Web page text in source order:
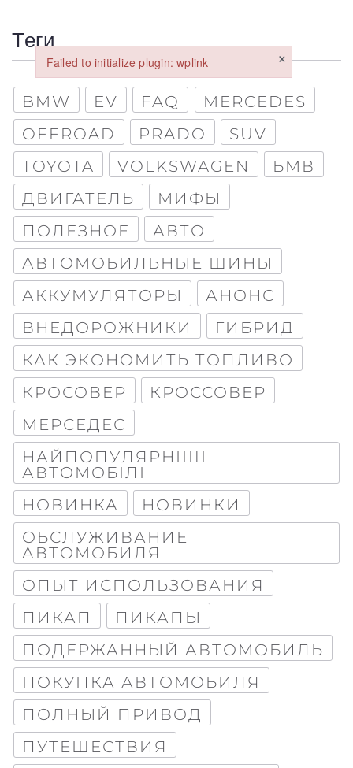
Теги
BMW EV FAQ
MERCEDES
OFFROAD
PRADO
SUV
TOYOTA
VOLKSWAGEN
БМВ
ДВИГАТЕЛЬ
МИФЫ
ПОЛЕЗНОЕ
АВТО
АВТОМОБИЛЬНЫЕ ШИНЫ
АККУМУЛЯТОРЫ
АНОНС
ВНЕДОРОЖНИКИ
ГИБРИД
КАК ЭКОНОМИТЬ ТОПЛИВО
КРОСОВЕР
КРОССОВЕР
МЕРСЕДЕС
НАЙПОПУЛЯРНІШІ
АВТОМОБІЛІ
НОВИНКА
НОВИНКИ
ОБСЛУЖИВАНИЕ
АВТОМОБИЛЯ
ОПЫТ ИСПОЛЬЗОВАНИЯ
ПИКАП
ПИКАПЫ
ПОДЕРЖАННЫЙ АВТОМОБИЛЬ
ПОКУПКА АВТОМОБИЛЯ
ПОЛНЫЙ ПРИВОД
ПУТЕШЕСТВИЯ
Обкладинка
ВІДПРАВИТИ
Failed to initialize plugin: wplink ×
Failed to initialize plugin: wplink